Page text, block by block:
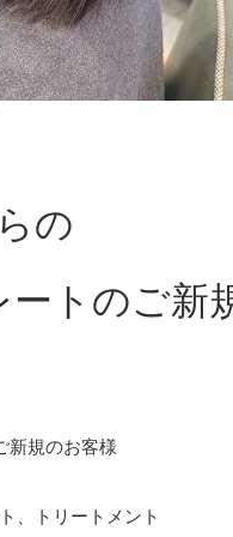
の
トのご新
新規のお客様
、トリートメント